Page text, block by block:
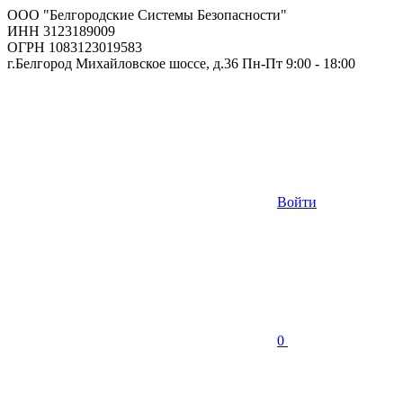
ООО "Белгородские Системы Безопасности"
ИНН 3123189009
ОГРН 1083123019583
г.Белгород Михайловское шоссе, д.36 Пн-Пт 9:00 - 18:00
Войти
0